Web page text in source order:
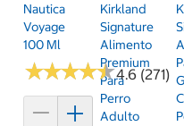
Nautica
Voyage
100 Ml
★★★★★
★★★★★4.6 (271)
Kirkland
Signature
Alimento
Premium
Para
Perro
Adulto